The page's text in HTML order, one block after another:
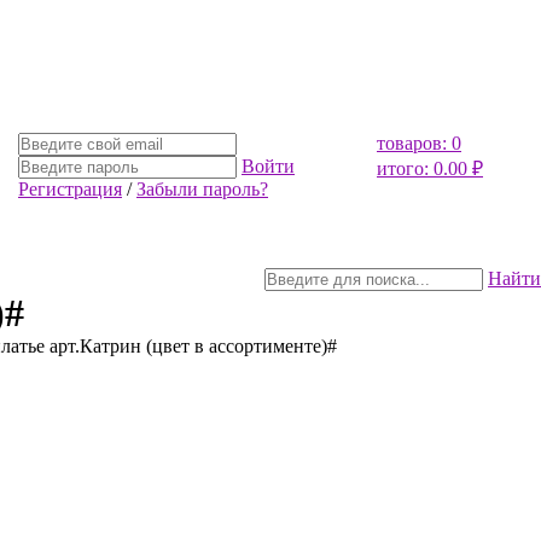
Войти
Регистрация /Забыли пароль?
товаров: 0
итого: 0.00 ₽
Найти
арт.Катрин (цвет в ассортименте)#